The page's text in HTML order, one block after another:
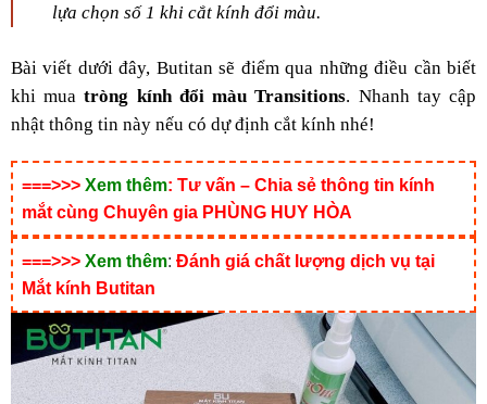
lựa chọn số 1 khi cắt kính đổi màu.
Bài viết dưới đây, Butitan sẽ điểm qua những điều cần biết
khi muatròng kính đổi màu Transitions. Nhanh tay cập
nhật thông tin này nếu có dự định cắt kính nhé!
===>>> Xem thêm: Tư vấn – Chia sẻ thông tin kính
mắt cùng Chuyên gia PHÙNG HUY HÒA
===>>> Xem thêm: Đánh giá chất lượng dịch vụ tại
Mắt kính Butitan